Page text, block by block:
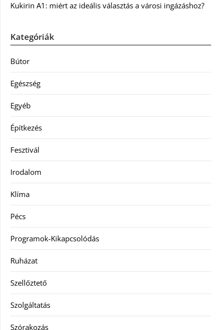
Kukirin A1: miért az ideális választás a városi ingázáshoz?
Kategóriák
Bútor
Egészség
Egyéb
Építkezés
Fesztivál
Irodalom
Klíma
Pécs
Programok-Kikapcsolódás
Ruházat
Szellőztető
Szolgáltatás
Szórakozás